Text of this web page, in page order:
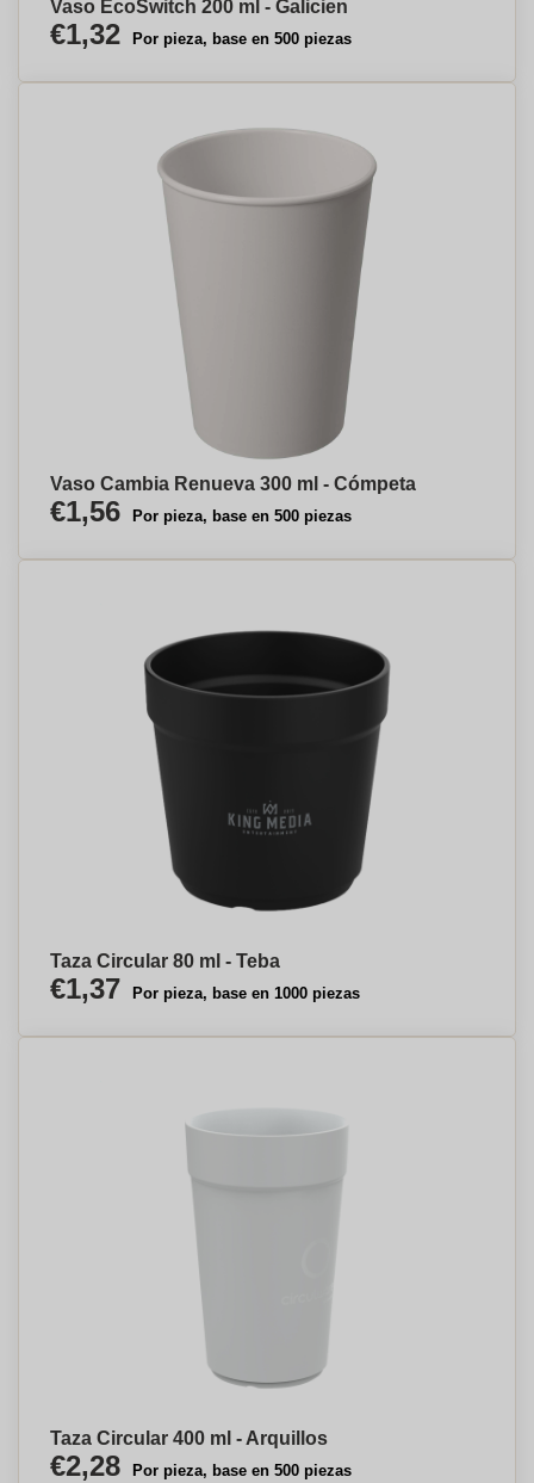
Vaso EcoSwitch 200 ml - Galicien
€1,32 Por pieza, base en 500 piezas
Vaso Cambia Renueva 300 ml - Cómpeta
€1,56 Por pieza, base en 500 piezas
Taza Circular 80 ml - Teba
€1,37 Por pieza, base en 1000 piezas
Taza Circular 400 ml - Arquillos
€2,28 Por pieza, base en 500 piezas